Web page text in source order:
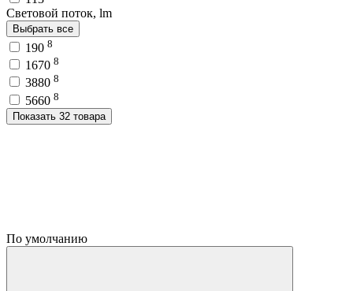
Световой поток, lm
Выбрать все
190 8
1670 8
3880 8
5660 8
Показать 32 товара
По умолчанию